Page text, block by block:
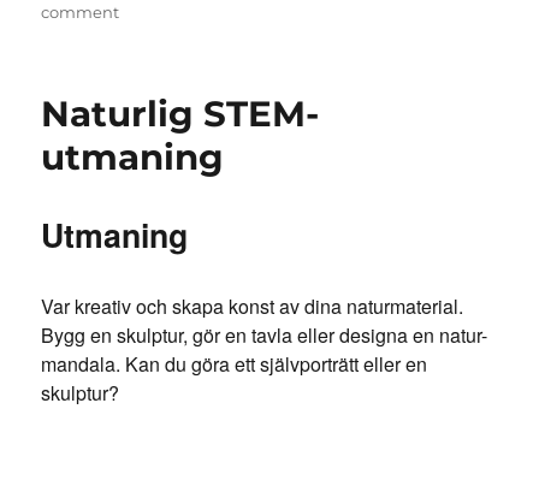
on
commenton
Naturlig STEM-
utmaning
Utmaning
Var kreativ och skapa konst av dina naturmaterial.
Bygg en skulptur, gör en tavla eller designa en natur-
mandala. Kan du göra ett självporträtt eller en
skulptur?